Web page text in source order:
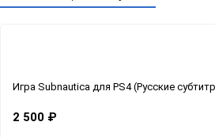
Игра Subnautica для PS4 (Русские
2 500 ₽